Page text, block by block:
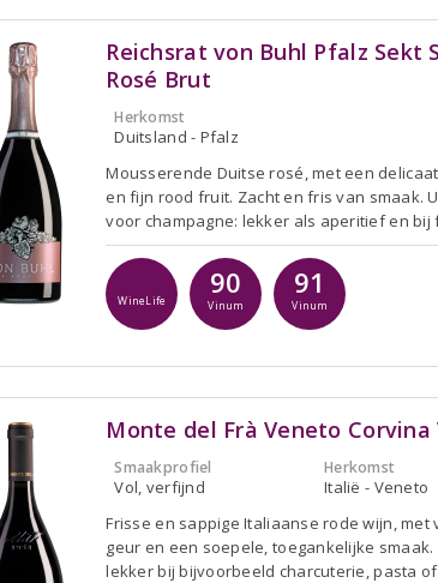
Reichsrat von Buhl Pfalz Sekt
Rosé Brut
Herkomst
Duitsland - Pfalz
Mousserende Duitse rosé, met een
en fijn rood fruit. Zacht en fris van smaak.
voor champagne: lekker als aperitief en bij
WineLife
90
Vinum
91
Vinum
Monte del Frà Veneto Corvina
Smaakprofiel
Vol, verfijnd
Herkomst
Italië - Veneto
Frisse en sappige Italiaanse rode wijn, met
geur en een soepele, toegankelijke
lekker bij bijvoorbeeld charcuterie, pasta